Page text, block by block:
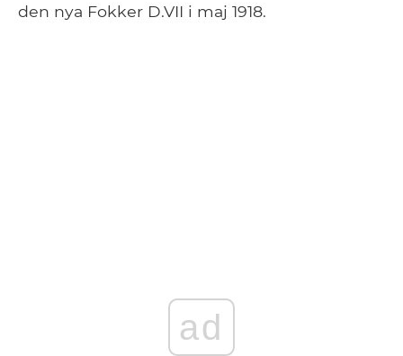
den nya Fokker D.VII i maj 1918.
ad